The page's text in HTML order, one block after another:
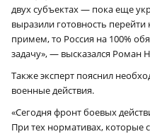
двух субъектах — пока еще
выразили готовность перейти
примем, то Россия на 100%
задачу», — высказался Роман
Также эксперт пояснил
военные действия.
«Сегодня фронт боевых
При тех нормативах, которые